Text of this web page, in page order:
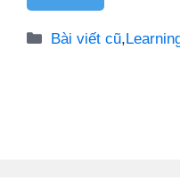
Danh
Bài viết cũ,